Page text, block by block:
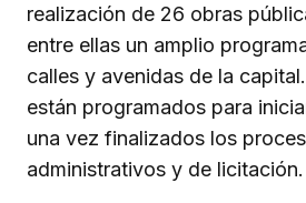
realización de 26 obras
entre ellas un amplio
calles y avenidas de la
están programados para
una vez finalizados los
administrativos y de licitación.